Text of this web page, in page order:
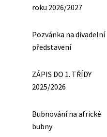
roku 2026/2027
Pozvánka na divadelní
představení
ZÁPIS DO 1. TŘÍDY
2025/2026
Bubnování na africké
bubny